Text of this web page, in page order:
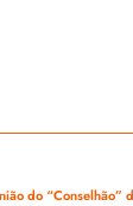
do “Conselhão”